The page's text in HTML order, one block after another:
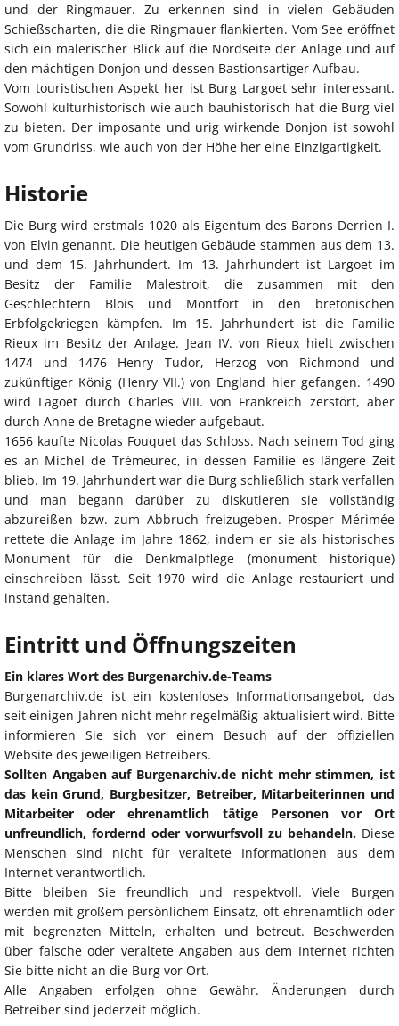
und der Ringmauer. Zu erkennen sind in vielen Gebäuden
Schießscharten, die die Ringmauer flankierten. Vom See eröffnet
sich ein malerischer Blick auf die Nordseite der Anlage und auf
den mächtigen Donjon und dessen Bastionsartiger Aufbau.
Vom touristischen Aspekt her ist Burg Largoet sehr interessant.
Sowohl kulturhistorisch wie auch bauhistorisch hat die Burg viel
zu bieten. Der imposante und urig wirkende Donjon ist sowohl
vom Grundriss, wie auch von der Höhe her eine Einzigartigkeit.
Historie
Die Burg wird erstmals 1020 als Eigentum des Barons Derrien I.
von Elvin genannt. Die heutigen Gebäude stammen aus dem 13.
und dem 15. Jahrhundert. Im 13. Jahrhundert ist Largoet im
Besitz der Familie Malestroit, die zusammen mit den
Geschlechtern Blois und Montfort in den bretonischen
Erbfolgekriegen kämpfen. Im 15. Jahrhundert ist die Familie
Rieux im Besitz der Anlage. Jean IV. von Rieux hielt zwischen
1474 und 1476 Henry Tudor, Herzog von Richmond und
zukünftiger König (Henry VII.) von England hier gefangen. 1490
wird Lagoet durch Charles VIII. von Frankreich zerstört, aber
durch Anne de Bretagne wieder aufgebaut.
1656 kaufte Nicolas Fouquet das Schloss. Nach seinem Tod ging
es an Michel de Trémeurec, in dessen Familie es längere Zeit
blieb. Im 19. Jahrhundert war die Burg schließlich stark verfallen
und man begann darüber zu diskutieren sie vollständig
abzureißen bzw. zum Abbruch freizugeben. Prosper Mérimée
rettete die Anlage im Jahre 1862, indem er sie als historisches
Monument für die Denkmalpflege (monument historique)
einschreiben lässt. Seit 1970 wird die Anlage restauriert und
instand gehalten.
Eintritt und Öffnungszeiten
Ein klares Wort des Burgenarchiv.de-Teams
Burgenarchiv.de ist ein kostenloses Informationsangebot, das
seit einigen Jahren nicht mehr regelmäßig aktualisiert wird. Bitte
informieren Sie sich vor einem Besuch auf der offiziellen
Website des jeweiligen Betreibers.
Sollten Angaben auf Burgenarchiv.de nicht mehr stimmen, ist
das kein Grund, Burgbesitzer, Betreiber, Mitarbeiterinnen und
Mitarbeiter oder ehrenamtlich tätige Personen vor Ort
unfreundlich, fordernd oder vorwurfsvoll zu behandeln. Diese
Menschen sind nicht für veraltete Informationen aus dem
Internet verantwortlich.
Bitte bleiben Sie freundlich und respektvoll. Viele Burgen
werden mit großem persönlichem Einsatz, oft ehrenamtlich oder
mit begrenzten Mitteln, erhalten und betreut. Beschwerden
über falsche oder veraltete Angaben aus dem Internet richten
Sie bitte nicht an die Burg vor Ort.
Alle Angaben erfolgen ohne Gewähr. Änderungen durch
Betreiber sind jederzeit möglich.